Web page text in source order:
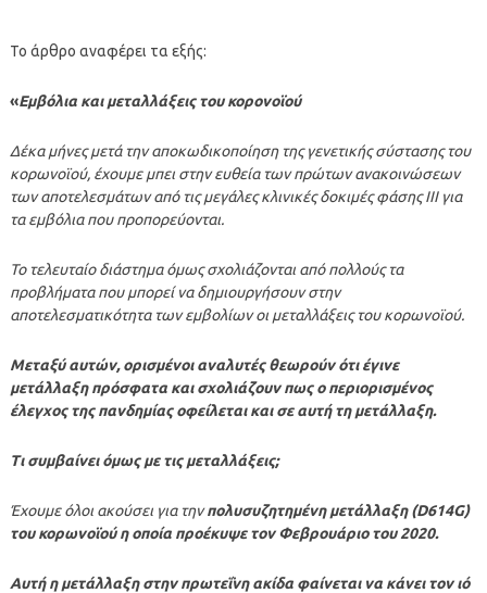
Το άρθρο αναφέρει τα εξής:
«Εμβόλια και μεταλλάξεις του κορονοϊού
Δέκα μήνες μετά την αποκωδικοποίηση της γενετικής σύστασης του
κορωνοϊού, έχουμε μπει στην ευθεία των πρώτων ανακοινώσεων
των αποτελεσμάτων από τις μεγάλες κλινικές δοκιμές φάσης ΙΙΙ για
τα εμβόλια που προπορεύονται.
Το τελευταίο διάστημα όμως σχολιάζονται από πολλούς τα
προβλήματα που μπορεί να δημιουργήσουν στην
αποτελεσματικότητα των εμβολίων οι μεταλλάξεις του κορωνοϊού.
Μεταξύ αυτών, ορισμένοι αναλυτές θεωρούν ότι έγινε
μετάλλαξη πρόσφατα και σχολιάζουν πως ο περιορισμένος
έλεγχος της πανδημίας οφείλεται και σε αυτή τη μετάλλαξη.
Τι συμβαίνει όμως με τις μεταλλάξεις;
Έχουμε όλοι ακούσει για τηνπολυσυζητημένη μετάλλαξη (D614G)
του κορωνοϊού η οποία προέκυψε τον Φεβρουάριο του 2020.
Αυτή η μετάλλαξη στην πρωτεΐνη ακίδα φαίνεται να κάνει τον ιό